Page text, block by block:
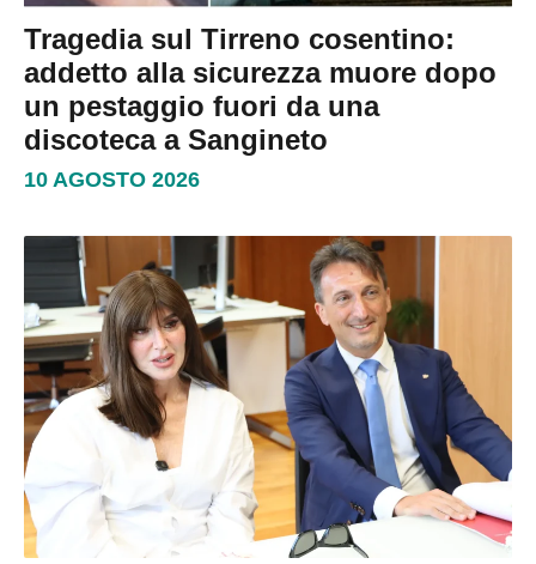
Tragedia sul Tirreno cosentino:
addetto alla sicurezza muore dopo
un pestaggio fuori da una
discoteca a Sangineto
10 AGOSTO 2026